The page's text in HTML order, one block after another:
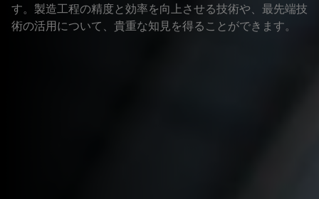
す。製造工程の精度と効率を向上させる技術や、最先端技
術の活用について、貴重な知見を得ることができます。